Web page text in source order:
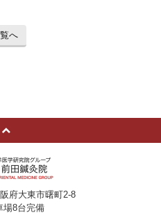
へ
府大東市曙町2-8
場8台完備